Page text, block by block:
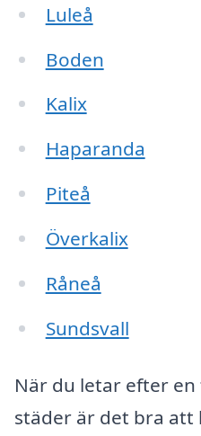
Luleå
Boden
Kalix
Haparanda
Piteå
Överkalix
Råneå
Sundsvall
När du letar efter
städer är det bra att